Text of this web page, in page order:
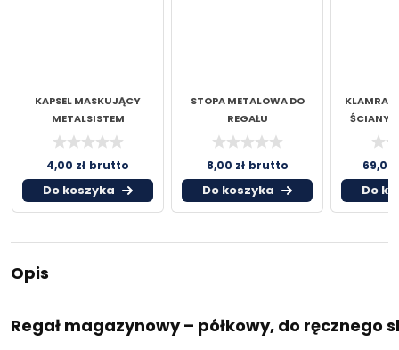
KAPSEL MASKUJĄCY
METALSISTEM
4,00 zł brutto
Do koszyka
STOPA METALOWA DO
REGAŁU
8,00 zł brutto
Do koszyka
KLAMRA
ŚCIANY
69,00
Do
Opis
Regał magazynowy – półkowy, do ręcznego